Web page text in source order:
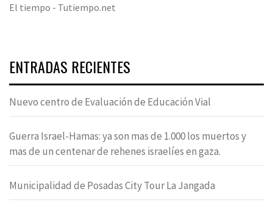
El tiempo - Tutiempo.net
ENTRADAS RECIENTES
Nuevo centro de Evaluación de Educación Vial
Guerra Israel-Hamas: ya son mas de 1.000 los muertos y
mas de un centenar de rehenes israelíes en gaza.
Municipalidad de Posadas City Tour La Jangada